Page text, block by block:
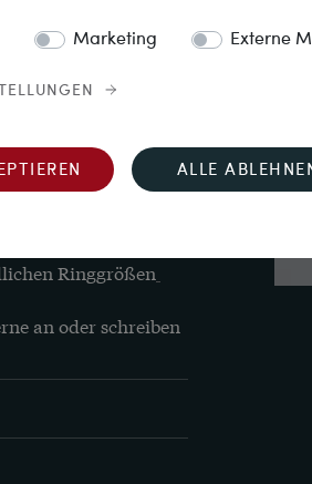
UK P½, US 7¾
Ring für Sie
haben eine
Sie Ihre
Ringgrößen
an oder schreiben
Marketing Externe
ALLE